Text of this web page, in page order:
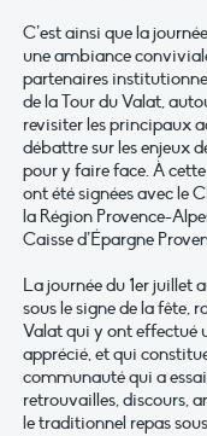
C’est ainsi que la
une ambiance
partenaires
de la Tour du Valat,
revisiter les principaux
débattre sur les enjeux
pour y faire face. À
ont été signées avec le
la Région Provence-
Caisse d’Épargne
La journée du 1er juillet
sous le signe de la fête,
Valat qui y ont effectué
apprécié, et qui
communauté qui a
retrouvailles, discours,
le traditionnel repas